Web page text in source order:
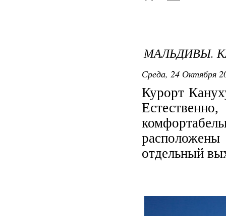
МАЛЬДИВЫ.
Среда, 24 Октября
Курорт
отдельный